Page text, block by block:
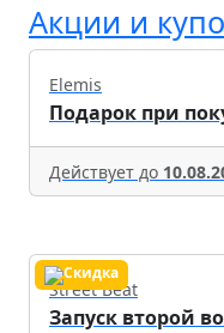
Акции и
Elemis
Подарок при
Действует до
Street Beat
Запуск второй